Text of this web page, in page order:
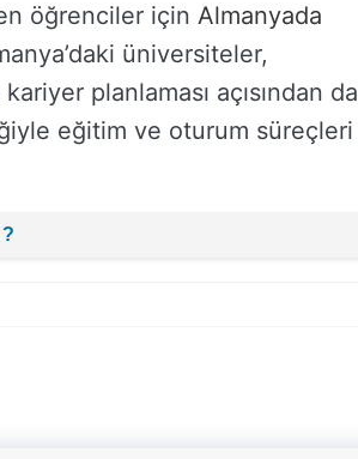
öğrenciler için Almanyada
üniversiteler,
planlaması açısından da
eğitim ve oturum süreçleri